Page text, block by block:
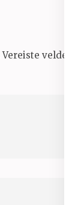
Vereiste velden